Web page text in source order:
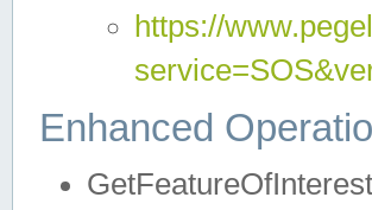
https://
Enhanced